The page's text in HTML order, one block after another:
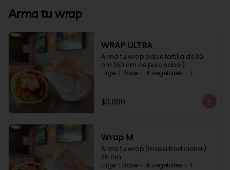
Arma tu wrap
WRAP ULTRA
Arma tu wrap doble tortilla de 30
cm (60 cm de puro sabor)
Elige: 1 Base + 4 vegetales + 1
$9.990
Wrap M
Arma tu wrap (masa tradicional)
25 cm
Elige: 1 Base + 4 vegetales + 1